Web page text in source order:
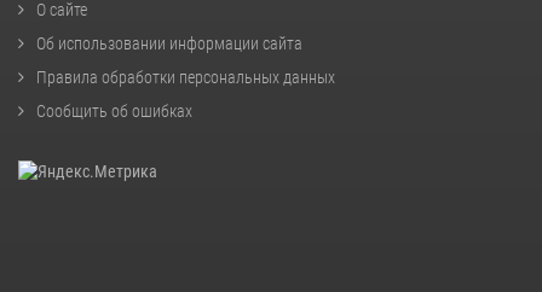
О сайте
Об использовании информации сайта
Правила обработки персональных данных
Сообщить об ошибках